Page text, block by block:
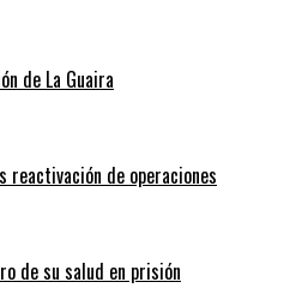
de La Guaira
reactivación de operaciones
de su salud en prisión